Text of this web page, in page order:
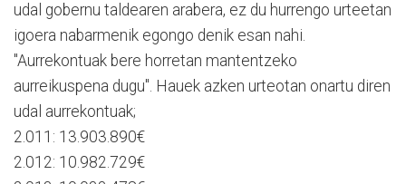
udal gobernu taldearen arabera, ez du hurrengo urteetan
igoera nabarmenik egongo denik esan nahi.
"Aurrekontuak bere horretan mantentzeko
aurreikuspena dugu". Hauek azken urteotan onartu diren
udal aurrekontuak;
2.011: 13.903.890€
2.012: 10.982.729€